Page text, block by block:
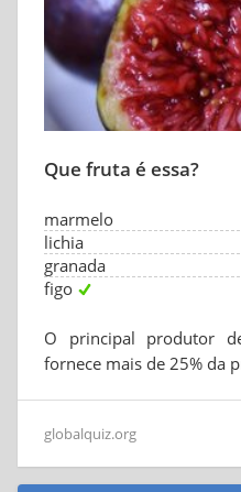
Que fruta é essa?
marmelo
lichia
granada
figo
O principal produtor
fornece mais de 25% da
globalquiz.org